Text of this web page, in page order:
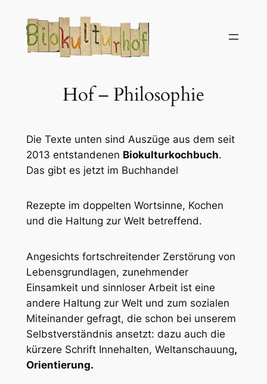
Hof – Philosophie
Die Texte unten sind Auszüge aus dem seit
2013 entstandenen Biokulturkochbuch.
Das gibt es jetzt im Buchhandel
Rezepte im doppelten Wortsinne, Kochen
und die Haltung zur Welt betreffend.
Angesichts fortschreitender Zerstörung von
Lebensgrundlagen, zunehmender
Einsamkeit und sinnloser Arbeit ist eine
andere Haltung zur Welt und zum sozialen
Miteinander gefragt, die schon bei unserem
Selbstverständnis ansetzt: dazu auch die
kürzere Schrift Innehalten, Weltanschauung,
Orientierung.